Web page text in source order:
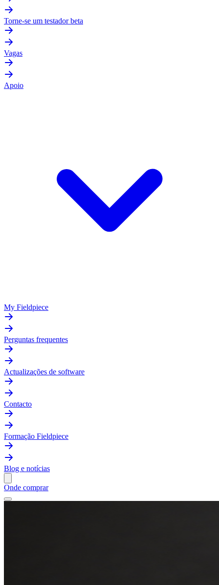
Torne-se um testador beta
Vagas
Apoio
My Fieldpiece
Perguntas frequentes
Actualizações de software
Contacto
Formação Fieldpiece
Blog e notícias
Onde comprar